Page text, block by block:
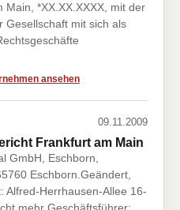
Main, *XX.XX.XXXX, mit der
Gesellschaft mit sich als
ansehen
09.11.2009
Frankfurt am Main
GmbH, Eschborn,
Eschborn.Geändert,
Alfred-Herrhausen-Allee 16-